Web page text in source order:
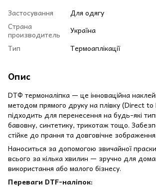
Застосування
Для одягу
Страна
производитель
Україна
Тип
Термоаплікації
Опис
DТФ термоналіпка — це інноваційна
методом прямого друку на плівку (Direct
підходить для перенесення на будь-які
бавовну, синтетику, трикотаж тощо.
стійке до прання та довговічне зображення.
Наноситься за допомогою звичайної
всього за кілька хвилин — зручно для
використання або малого бізнесу.
Переваги DTF-наліпок: